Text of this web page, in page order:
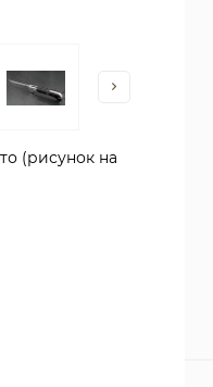
(рисунок на